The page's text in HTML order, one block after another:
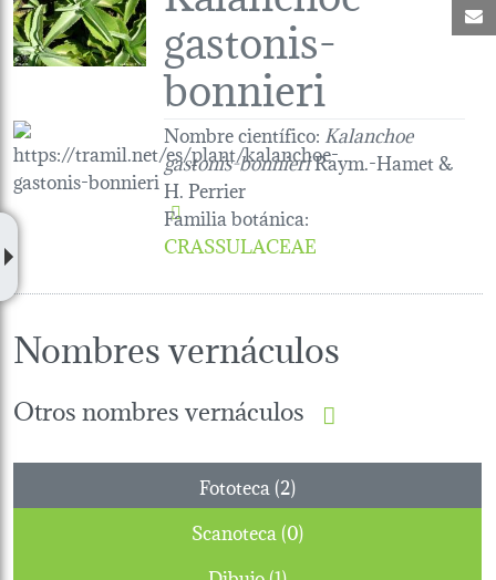
gastonis-
bonnieri
Nombre científico: Kalanchoe
gastonis-bonnieriRaym.-Hamet &
H. Perrier
Familia botánica:
CRASSULACEAE
Nombres vernáculos
Otros nombres vernáculos
Fototeca (2)
Scanoteca (0)